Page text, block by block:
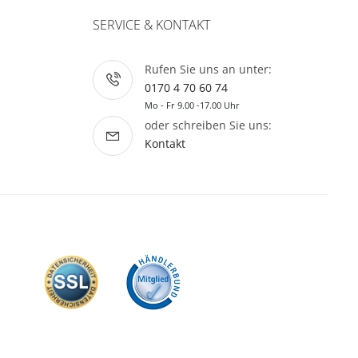
SERVICE & KONTAKT
Rufen Sie uns an unter:
0170 4 70 60 74
Mo - Fr 9.00 -17.00 Uhr
oder schreiben Sie uns:
Kontakt